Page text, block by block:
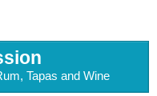
Tapas and Wine